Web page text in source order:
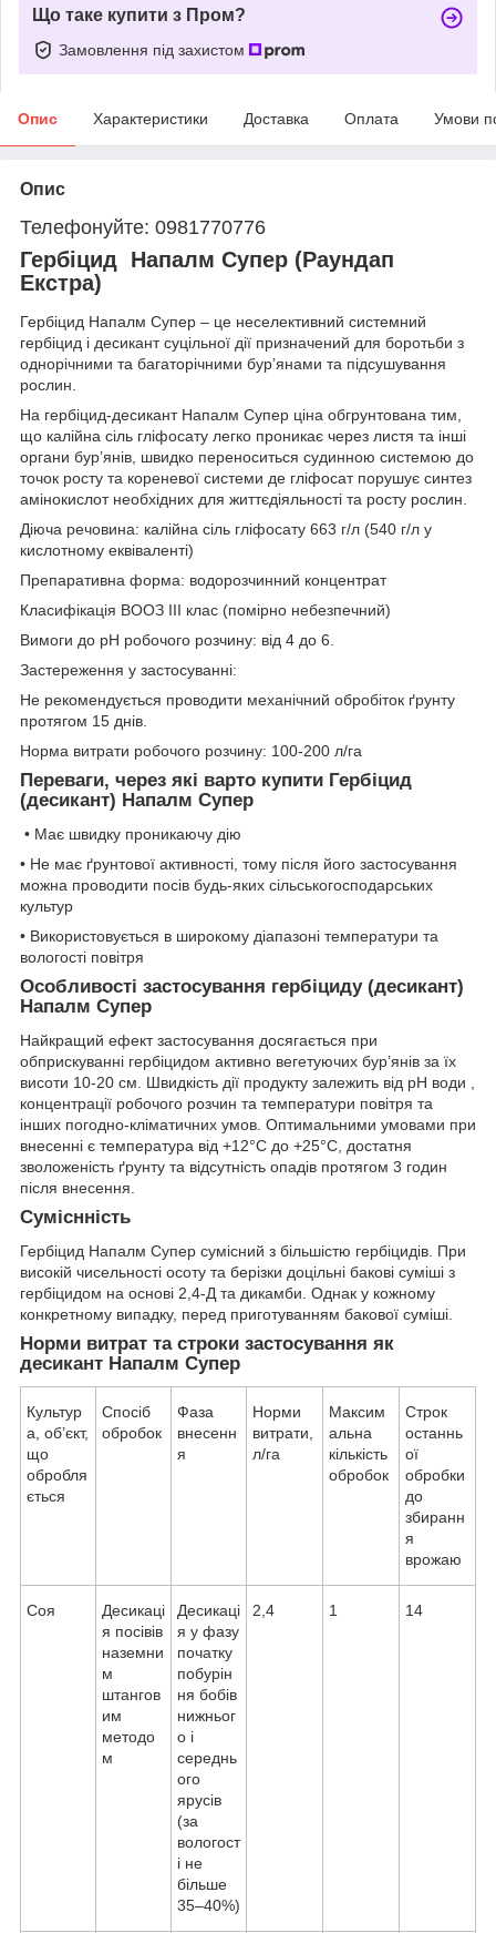
Що таке купити з Пром?
Замовлення під захистом
Опис Характеристики Доставка Оплата Умови
Опис
Телефонуйте: 0981770776
Гербіцид Напалм Супер (Раундап
Екстра)
Гербіцид Напалм Супер – це неселективний системний
гербіцид і десикант суцільної дії призначений для боротьби з
однорічними та багаторічними бур’янами та підсушування
рослин.
На гербіцид-десикант Напалм Супер ціна обгрунтована тим,
що калійна сіль гліфосату легко проникає через листя та інші
органи бур’янів, швидко переноситься судинною системою до
точок росту та кореневої системи де гліфосат порушує синтез
амінокислот необхідних для життєдіяльності та росту рослин.
Діюча речовина: калійна сіль гліфосату 663 г/л (540 г/л у
кислотному еквіваленті)
Препаративна форма: водорозчинний концентрат
Класифікація ВООЗ ІІІ клас (помірно небезпечний)
Вимоги до рН робочого розчину: від 4 до 6.
Застереження у застосуванні:
Не рекомендується проводити механічний обробіток ґрунту
протягом 15 днів.
Норма витрати робочого розчину: 100-200 л/га
Переваги, через які варто купити Гербіцид
(десикант) Напалм Супер
• Має швидку проникаючу дію
• Не має ґрунтової активності, тому після його застосування
можна проводити посів будь-яких сільськогосподарських
культур
• Використовується в широкому діапазоні температури та
вологості повітря
Особливості застосування гербіциду (десикант)
Напалм Супер
Найкращий ефект застосування досягається при
обприскуванні гербіцидом активно вегетуючих бур’янів за їх
висоти 10-20 см. Швидкість дії продукту залежить від pH води ,
концентрації робочого розчин та температури повітря та
інших погодно-кліматичних умов. Оптимальними умовами при
внесенні є температура від +12°С до +25°С, достатня
зволоженість ґрунту та відсутність опадів протягом 3 годин
після внесення.
Суміснність
Гербіцид Напалм Супер сумісний з більшістю гербіцидів. При
високій чисельності осоту та берізки доцільні бакові суміші з
гербіцидом на основі 2,4-Д та дикамби. Однак у кожному
конкретному випадку, перед приготуванням бакової суміші.
Норми витрат та строки застосування як
десикант Напалм Супер
Культур
а, об’єкт,
що
обробля
ється
Спосіб
обробок
Фаза
внесенн
я
Норми
витрати,
л/га
Максим
альна
кількість
обробок
Строк
останнь
ої
обробки
до
збиранн
я
врожаю
Соя
Десикаці
я посівів
наземни
м
штангов
им
методо
м
Десикаці
я у фазу
початку
побурін
ня бобів
нижньог
о і
середнь
ого
ярусів
(за
вологост
і не
більше
35–40%)
2,4 1 14